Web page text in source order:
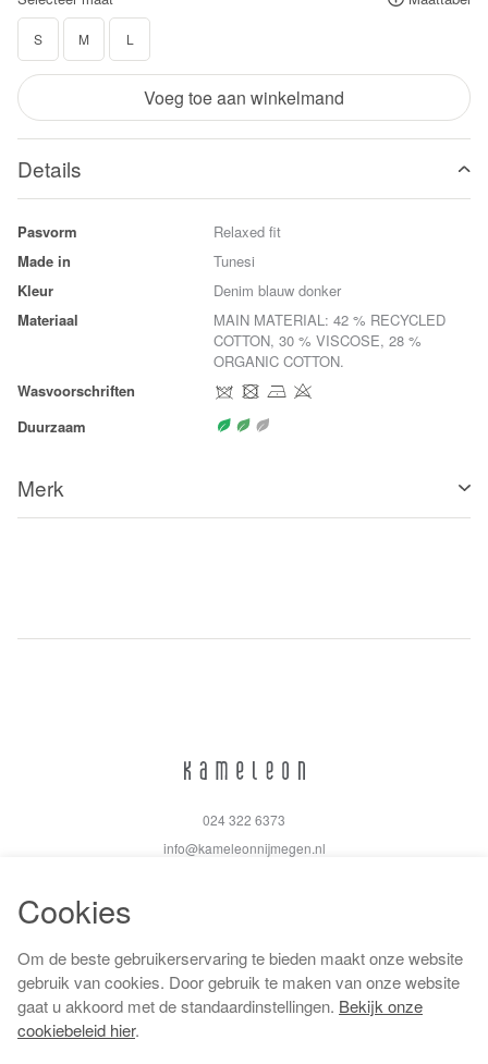
S M L
Voeg toe aan winkelmand
Details
Pasvorm
Relaxed fit
Made in
Tunesi
Kleur
Denim blauw donker
Materiaal
MAIN MATERIAL: 42 % RECYCLED
COTTON, 30 % VISCOSE, 28 %
ORGANIC COTTON.
Wasvoorschriften
Duurzaam
Merk
024 322 6373
info@kameleonnijmegen.nl
Algemene voorwaarden
Privacy policy
Cookiebeleid
Cookies
Om de beste gebruikerservaring te bieden maakt onze website
gebruik van cookies. Door gebruik te maken van onze website
gaat u akkoord met de standaardinstellingen. Bekijk onze
cookiebeleid hier.